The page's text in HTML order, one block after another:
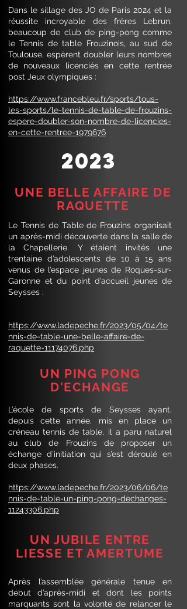
Dans le sillage des JO de Paris 2024 et la
réussite incroyable des frères Lebrun,
beaucoup de club de ping-pong comme
le Tennis de table Frouzinois, au sud de
Toulouse, espèrent doubler leurs nombres
de nouveaux licenciés en cette rentrée
post Jeux olympiques :
https://www.francebleu.fr/sports/tous-
les-sports/le-tennis-de-table-de-frouzins-
espere-doubler-son-nombre-de-licencies-
en-cette-rentree-1979676
2023
UNE BELLE AFFAIRE DE
RAQUETTE
Le Tennis de Table de Frouzins organisait
un après-midi découverte dans la salle de
la Chapellerie. Y étaient invités une
trentaine d’adolescents de 10 à 15 ans
venus de l’espace jeunes de Roques-sur-
Garonne et du point d’accueil jeunes de
Seysses :
https://www.ladepeche.fr/2023/05/04/te
nnis-de-table-une-belle-affaire-de-
raquette-11174076.php
UN PING PONG
D'ECHANGE
L’école de sports de Seysses ayant,
depuis cette année, mis en place un
créneau tennis de table, il a paru naturel
au club de Frouzins de proposer un
échange d’initiation qui s’est déroulé en
deux phases.
https://www.ladepeche.fr/2023/06/06/te
nnis-de-table-un-ping-pong-dechanges-
11243306.php
UN JUBILE ENTRE
LIESSE ET AMERTUME
Après l’assemblée générale tenue en
début d’après-midi et dont les points
marquants sont la volonté de relancer le